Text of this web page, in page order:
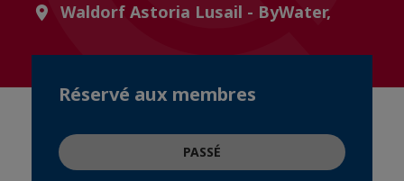
Waldorf Astoria Lusail - ByWater,
Réservé aux membres
PASSÉ